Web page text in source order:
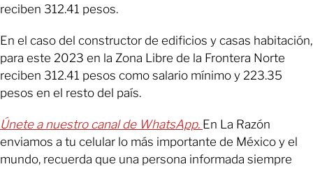
reciben 312.41 pesos.
En el caso del constructor de edificios y casas habitación,
para este 2023 en la Zona Libre de la Frontera Norte
reciben 312.41 pesos como salario mínimo y 223.35
pesos en el resto del país.
Únete a nuestro canal de WhatsApp. En La Razón
enviamos a tu celular lo más importante de México y el
mundo, recuerda que una persona informada siempre